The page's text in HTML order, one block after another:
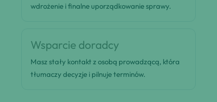
wdrożenie i finalne uporządkowanie sprawy.
Wsparcie doradcy
Masz stały kontakt z osobą prowadzącą, która
tłumaczy decyzje i pilnuje terminów.